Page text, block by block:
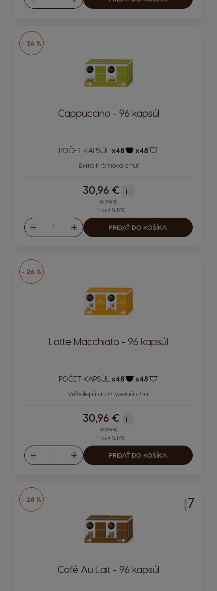
Zvýšiť
- 26 %
Cappuccino - 96 kapsúl
POČET KAPSÚL:x48 x48
Extra krémová chuť
Regular Price
41,94 €
30,96 € i
1 ks = 5,17€
Množstvo
Zvýšiť
PRIDAŤ DO KOŠÍKA
- 26 %
Latte Macchiato - 96 kapsúl
POČET KAPSÚL:x48 x48
Veľkolepá a zmyselná chuť
Regular Price
41,94 €
30,96 € i
1 ks = 5,17€
Množstvo
Zvýšiť
PRIDAŤ DO KOŠÍKA
- 28 % INTENZITA7
Café Au Lait - 96 kapsúl